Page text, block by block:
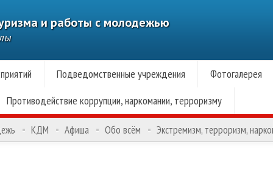
и работы с молодежью
Подведомственные учреждения Фотогалерея
Противодействие коррупции, наркомании, терроризму
КДМ Афиша Обо всём Экстремизм, терроризм,